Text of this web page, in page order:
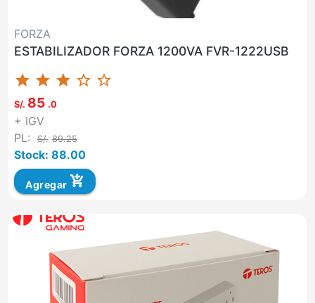
FORZA
ESTABILIZADOR FORZA 1200VA FVR-1222USB
star star star star_border star_border
S/. 85 .0
+ IGV
PL:
S/. 89.25
Stock: 88.00
Agregar add_shopping_cart